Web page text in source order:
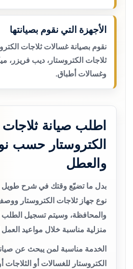
الأجهزة التي نقوم بصيانتها
نقوم بصيانة غسالات ثلاجات
ثلاجات الكتروستار، ديب فريزر،
وغسالات أطباق.
اطلب صيانة ثلاجات
الكتروستار حسب
والعطل
بدل ما تضيّع وقتك في شرح طويل
نوع جهاز ثلاجات الكتروستار
والمحافظة، وسيتم تسجيل الطلب
منزلية مناسبة خلال مواعيد العمل
الخدمة مناسبة لمن يبحث عن
الكتروستار للغسالات أو الثلاجات